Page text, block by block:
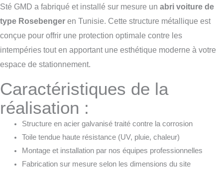
Sté GMD a fabriqué et installé sur mesure un abri voiture de
type Rosebenger en Tunisie. Cette structure métallique est
conçue pour offrir une protection optimale contre les
intempéries tout en apportant une esthétique moderne à votre
espace de stationnement.
Caractéristiques de la
réalisation :
Structure en acier galvanisé traité contre la corrosion
Toile tendue haute résistance (UV, pluie, chaleur)
Montage et installation par nos équipes professionnelles
Fabrication sur mesure selon les dimensions du site